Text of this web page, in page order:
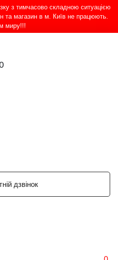
з тимчасово складною ситуацією
та магазин в м. Київ не працюють.
миру!!!
дзвінок